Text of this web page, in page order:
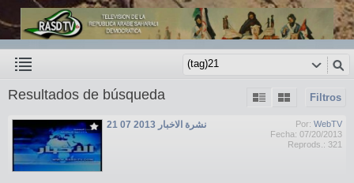
Filtros
Resultados de búsqueda
Por: WebTV
Fecha: 07/20/2013
Reprods.: 321
نشرة الاخبار 2013 07 21